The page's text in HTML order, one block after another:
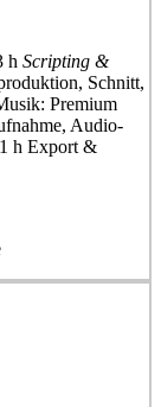
h Scripting &
Schnitt,
Premium
Audio-
h Export &